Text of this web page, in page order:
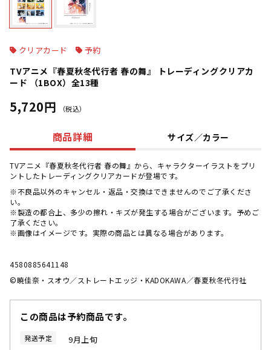
クリアカード 予約
TVアニメ『春夏秋冬代行者 春の舞』 トレーディングクリアカ
ード （1BOX）全13種
5,720円 （税込）
商品詳細 サイズ／カラー
TVアニメ『春夏秋冬代行者 春の舞』から、キャラクターイラストをプリ
ントしたトレーディングクリアカードが登場です。
※不良品以外のキャンセル・返品・交換はできませんのでご了承くださ
い。
※製造の都合上、多少の擦れ・キズが発生する場合がございます。予めご
了承ください。
※画像はイメージです。実際の商品とは異なる場合があります。
4580885641148
©暁佳奈・スオウ／ストレートエッジ・KADOKAWA／春夏秋冬代行社
この商品は予約商品です。
発送予定 9月上旬